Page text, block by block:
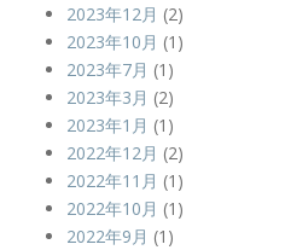
2023年12月 (2)
2023年10月 (1)
2023年7月 (1)
2023年3月 (2)
2023年1月 (1)
2022年12月 (2)
2022年11月 (1)
2022年10月 (1)
2022年9月 (1)